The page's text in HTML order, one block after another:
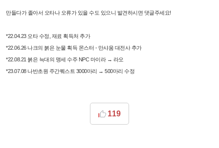
만들다가 졸아서 오타나 오류가 있을 수도 있으니 발견하시면 댓글주세요!
*22.04.23 오타 수정, 재료 획득처 추가
*22.06.26 나크의 붉은 눈물 획득 몬스터 - 만샤움 대전사 추가
*22.08.21 붉은 늑대의 맹세 수주 NPC 마이라 → 라오
*23.07.08 나반초원 주간퀘스트 3000마리 → 500마리 수정
119